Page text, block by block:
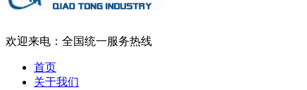
欢迎来电：全国统一服务热线
首页
关于我们